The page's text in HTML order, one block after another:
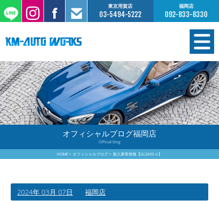
東京用賀店
03-5494-5222
福岡店
092-833-8330
在庫情報
オーダー販売
工場サービス
保証について
買取査定のご案内
オフィシャルブログ福岡店
Official blog
HOME オフィシャルブログ 新入庫車情報【GLS400ｄ】
2024年 03月 07日 福岡店